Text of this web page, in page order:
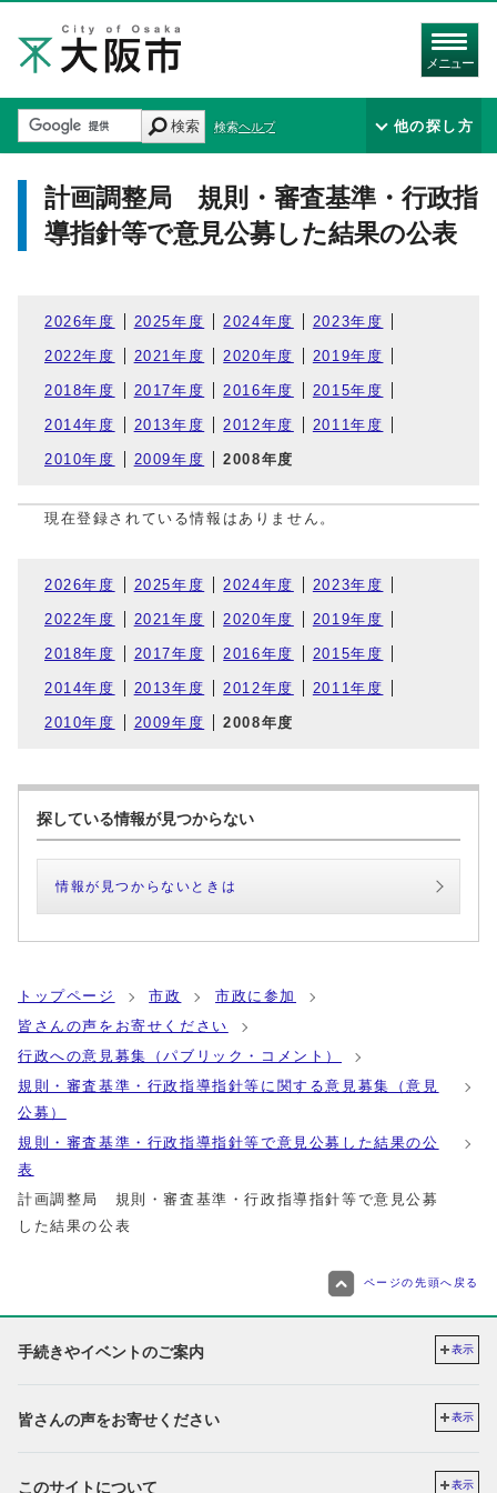
メニュー
検索 検索ヘルプ 他の探し方
計画調整局 規則・審査基準・行政指
導指針等で意見公募した結果の公表
2026年度 2025年度 2024年度 2023年度
2022年度 2021年度 2020年度 2019年度
2018年度 2017年度 2016年度 2015年度
2014年度 2013年度 2012年度 2011年度
2010年度 2009年度 2008年度
現在登録されている情報はありません。
2026年度 2025年度 2024年度 2023年度
2022年度 2021年度 2020年度 2019年度
2018年度 2017年度 2016年度 2015年度
2014年度 2013年度 2012年度 2011年度
2010年度 2009年度 2008年度
探している情報が見つからない
情報が見つからないときは
トップページ 市政
市政に参加
皆さんの声をお寄せください
行政への意見募集（パブリック・コメント）
規則・審査基準・行政指導指針等に関する意見募集（意見
公募）
規則・審査基準・行政指導指針等で意見公募した結果の公
表
計画調整局 規則・審査基準・行政指導指針等で意見公募
した結果の公表
ページの先頭へ戻る
手続きやイベントのご案内 表示
皆さんの声をお寄せください 表示
このサイトについて 表示